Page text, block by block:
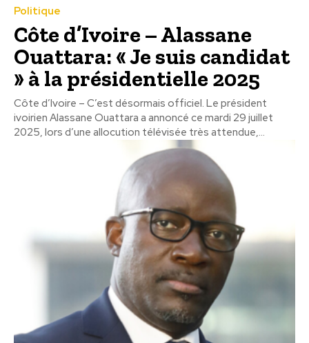
Politique
Côte d’Ivoire – Alassane
Ouattara: « Je suis candidat
» à la présidentielle 2025
Côte d’Ivoire – C’est désormais officiel. Le président
ivoirien Alassane Ouattara a annoncé ce mardi 29 juillet
2025, lors d’une allocution télévisée très attendue,...